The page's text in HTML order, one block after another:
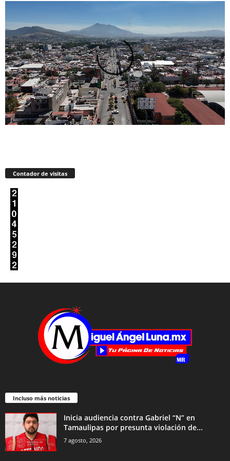
Contador de visitas
Incluso más noticias
Inicia audiencia contra Gabriel “N” en
Tamaulipas por presunta violación de...
7 agosto, 2026